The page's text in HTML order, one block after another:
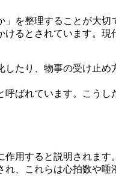
を整理することが大切
るとされています。
たり、物事の受け止
ばれています。こう
用すると説明されます。
、これらは心拍数や